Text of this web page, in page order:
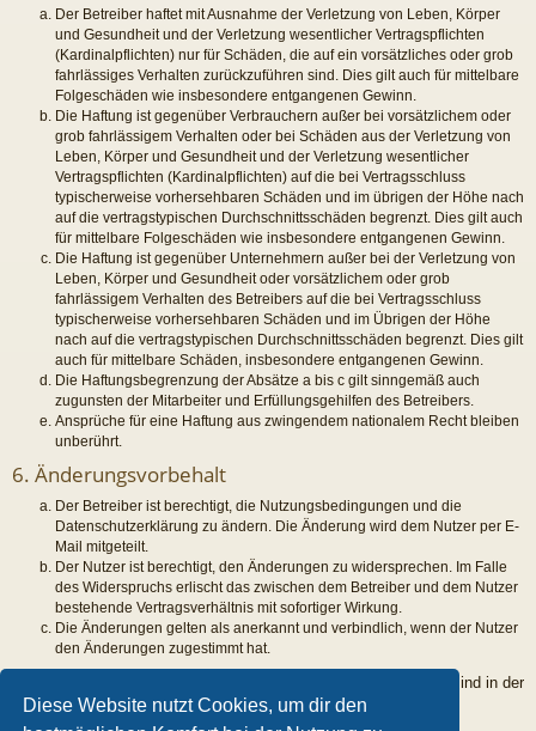
Diese Website nutzt Cookies, um dir den
Der Betreiber haftet mit Ausnahme der Verletzung von Leben, Körper
und Gesundheit und der Verletzung wesentlicher Vertragspflichten
(Kardinalpflichten) nur für Schäden, die auf ein vorsätzliches oder grob
fahrlässiges Verhalten zurückzuführen sind. Dies gilt auch für mittelbare
Folgeschäden wie insbesondere entgangenen Gewinn.
Die Haftung ist gegenüber Verbrauchern außer bei vorsätzlichem oder
grob fahrlässigem Verhalten oder bei Schäden aus der Verletzung von
Leben, Körper und Gesundheit und der Verletzung wesentlicher
Vertragspflichten (Kardinalpflichten) auf die bei Vertragsschluss
typischerweise vorhersehbaren Schäden und im übrigen der Höhe nach
auf die vertragstypischen Durchschnittsschäden begrenzt. Dies gilt auch
für mittelbare Folgeschäden wie insbesondere entgangenen Gewinn.
Die Haftung ist gegenüber Unternehmern außer bei der Verletzung von
Leben, Körper und Gesundheit oder vorsätzlichem oder grob
fahrlässigem Verhalten des Betreibers auf die bei Vertragsschluss
typischerweise vorhersehbaren Schäden und im Übrigen der Höhe
nach auf die vertragstypischen Durchschnittsschäden begrenzt. Dies gilt
auch für mittelbare Schäden, insbesondere entgangenen Gewinn.
Die Haftungsbegrenzung der Absätze a bis c gilt sinngemäß auch
zugunsten der Mitarbeiter und Erfüllungsgehilfen des Betreibers.
Ansprüche für eine Haftung aus zwingendem nationalem Recht bleiben
unberührt.
6. Änderungsvorbehalt
Der Betreiber ist berechtigt, die Nutzungsbedingungen und die
Datenschutzerklärung zu ändern. Die Änderung wird dem Nutzer per E-
Mail mitgeteilt.
Der Nutzer ist berechtigt, den Änderungen zu widersprechen. Im Falle
des Widerspruchs erlischt das zwischen dem Betreiber und dem Nutzer
bestehende Vertragsverhältnis mit sofortiger Wirkung.
Die Änderungen gelten als anerkannt und verbindlich, wenn der Nutzer
den Änderungen zugestimmt hat.
Informationen über den Umgang mit deinen persönlichen Daten sind in der
Datenschutzerklärung enthalten.